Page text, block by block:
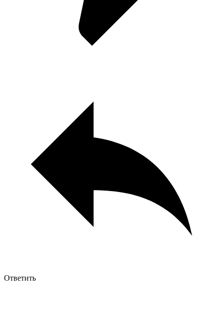
Ответить